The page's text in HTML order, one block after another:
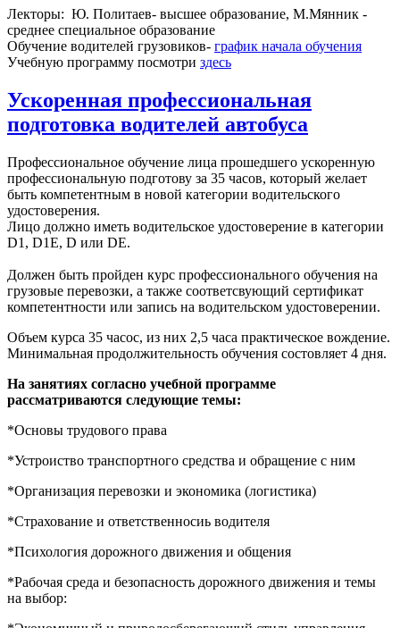
Лекторы: Ю. Политаев- высшее образование, М.Мянник -
среднее специальное образование
Обучение водителей грузовиков- график начала обучения
Учебную программу посмотри здесь
Ускоренная профессиональная
подготовка водителей автобуса
Профессиональное обучение лица прошедшего ускоренную
профессиональную подготову за 35 часов, который желает
быть компетентным в новой категории водительского
удостоверения.
Лицо должно иметь водительское удостоверение в категории
D1, D1Е, D или DЕ.
Должен быть пройден курс профессионального обучения на
грузовые перевозки, а также соответсвующий сертификат
компетентности или запись на водительском удостоверении.
Объем курса 35 часос, из них 2,5 часа практическое вождение.
Минимальная продолжительность обучения состовляет 4 дня.
На занятиях согласно учебной программе
рассматриваются следующие темы:
*Основы трудового права
*Устроиство транспортного средства и обращение с ним
*Организация перевозки и экономика (логистика)
*Страхование и ответственносиь водителя
*Психология дорожного движения и общения
*Рабочая среда и безопасность дорожного движения и темы
на выбор: